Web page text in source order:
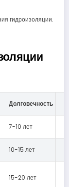
гидроизоляции.
Долговечность
7-10 лет
10-15 лет
15-20 лет